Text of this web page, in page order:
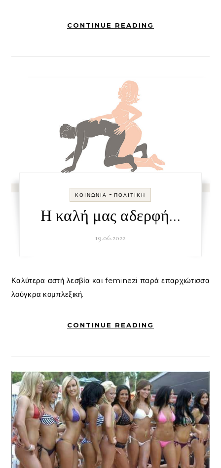
CONTINUE READING
ΚΟΙΝΩΝΊΑ -ΠΟΛΙΤΙΚΉ
Η καλή μας αδερφή…
19.06.2022
Καλύτερα αστή λεσβία και feminazi παρά επαρχιώτισσα
λούγκρα κομπλεξική.
CONTINUE READING